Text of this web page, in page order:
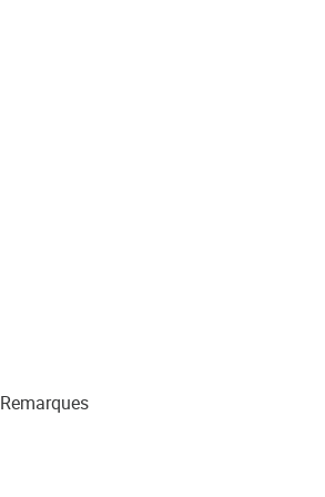
Remarques